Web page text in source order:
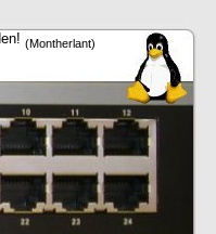
(Montherlant)